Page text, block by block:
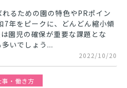
るための園の特色やPRポイン
7年をピークに、どんどん縮小傾
園児の確保が重要な課題とな
いでしょう...
2022/10/20
・働き方